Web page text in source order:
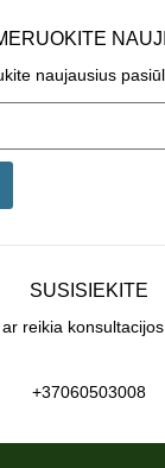
naujausius
SUSISIEKITE
reikia
+37060503008